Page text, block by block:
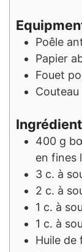
Poêle
Papier
Fouet
Couteau
400 g
en fines
3 c. à
2 c. à
1 c. à
1 c. à
Huile de